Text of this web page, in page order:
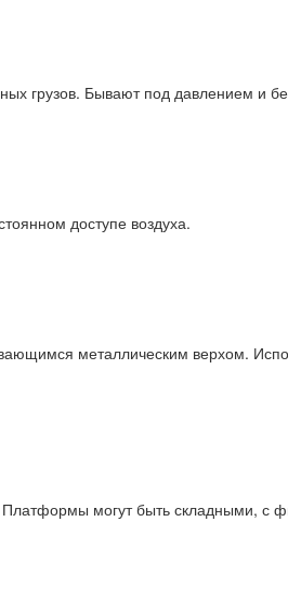
грузов. Бывают под давлением и
доступе воздуха.
металлическим верхом.
могут быть складными,